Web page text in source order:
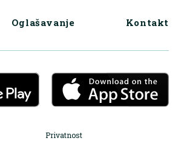
Oglašavanje Kontakt
Privatnost